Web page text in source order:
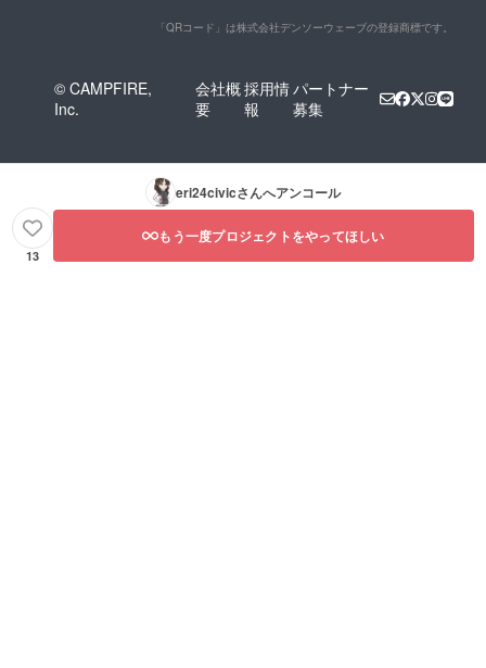
「QRコード」は株式会社デンソーウェーブの登録商標です。
© CAMPFIRE,
Inc.
会社概
要
採用情
報
パートナー
募集
eri24civicさんへアンコール
13
もう一度プロジェクトをやってほしい